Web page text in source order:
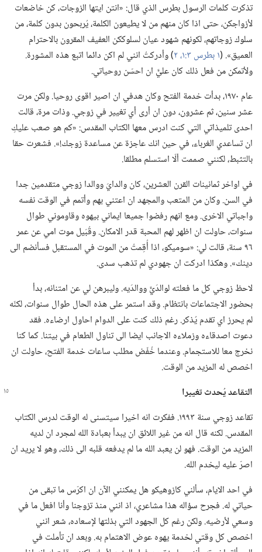
تذكرت كلمات الرسول بطرس الذي قال:‏ «انتن ايتها الزوجات،‏ كن خاضعات
لأزواجكن،‏ حتى اذا كان منهم من لا يطيعون الكلمة،‏ يُربحون بدون كلمة،‏ من
سلوك زوجاتهم،‏ لكونهم شهود عيان لسلوككن العفيف المقرون بالاحترام
العميق».‏ (‏١ بطرس ٣:‏١،‏ ٢
‏)‏ وأدركتُ انني لم اكن دائما اتبع هذه المشورة.‏
ولأتمكن من فعل ذلك كان عليَّ ان احسّن روحياتي.‏
عام ١٩٧٠،‏ بدأت خدمة الفتح وكان هدفي ان اصير اقوى روحيا.‏ ولكن مرت
عشر سنين،‏ ثم عشرون،‏ دون ان أرى أي تغيير في زوجي.‏ وذات مرة،‏ قالت
احدى تلميذاتي التي كنت ادرس معها الكتاب المقدس:‏ «كم هو صعب عليكِ
ان تساعدي الغرباء،‏ في حين انك عاجزة عن مساعدة زوجك!‏».‏ فشعرت حقا
بالتثبط،‏ لكنني صممت ألّا استسلم مطلقا.‏
في اواخر ثمانينات القرن العشرين،‏ كان والدايَ ووالدا زوجي متقدمين جدا
في السن.‏ وكان من المتعب والمجهد ان اعتني بهم وأتمم في الوقت نفسه
واجباتي الاخرى.‏ ومع انهم رفضوا جميعا ايماني بيهوه وقاوموني طوال
سنوات،‏ حاولت ان اظهر لهم المحبة قدر الامكان.‏ وقُبَيل موت امي عن عمر
٩٦ سنة،‏ قالت لي:‏ «سوميكو،‏ اذا أُقِمتُ من الموت في المستقبل فسأنضم الى
دينك».‏ وهكذا ادركت ان جهودي لم تذهب سدى.‏
لاحظ زوجي كل ما فعلته لوالدَيَّ ووالدَيه.‏ وليبرهن لي عن امتنانه،‏ بدأ
بحضور الاجتماعات بانتظام.‏ وقد استمر على هذه الحال طوال سنوات،‏ لكنّه
لم يحرز اي تقدم يُذكر.‏ رغم ذلك كنت على الدوام احاول ارضاءه.‏ فقد
دعوت اصدقاءه وزملاءه الاجانب ايضا الى تناول الطعام في بيتنا.‏ كما كنا
نخرج معا للاستجمام.‏ وعندما خُفّض مطلب ساعات خدمة الفتح،‏ حاولت ان
اخصص له المزيد من الوقت.‏
التقاعد يُحدث تغييرا
تقاعد زوجي سنة ١٩٩٣.‏ ففكرت انه اخيرا سيتسنى له الوقت لدرس الكتاب
المقدس.‏ لكنه قال انه من غير اللائق ان يبدأ بعبادة الله لمجرد ان لديه
المزيد من الوقت.‏ فهو لن يعبد الله ما لم يدفعه قلبه الى ذلك،‏ وهو لا يريد ان
اصرّ عليه ليخدم الله.‏
في احد الايام،‏ سألني كازوهيكو هل يمكنني الآن ان اكرّس ما تبقى من
حياتي له.‏ فجرح سؤاله هذا مشاعري،‏ اذ انني منذ تزوجنا وأنا افعل ما في
وسعي لأرضيه.‏ ولكن رغم كل الجهود التي بذلتها لإسعاده،‏ شعر انني
اخصص كل وقتي لخدمة يهوه عوض الاهتمام به.‏ وبعد ان تأملت في